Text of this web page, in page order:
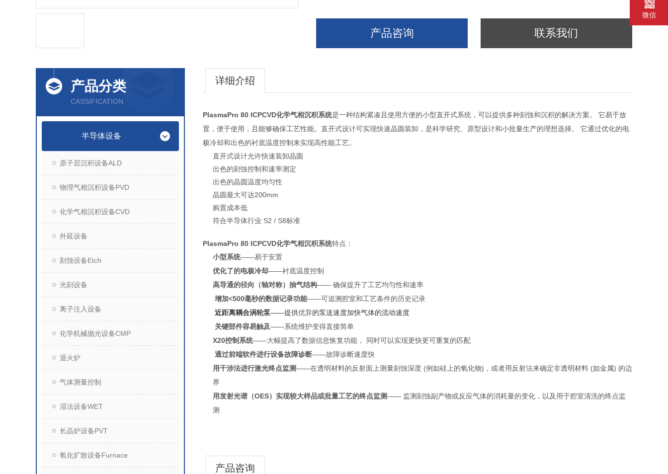
产品咨询 联系我们
产品分类
CASSIFICATION
半导体设备
原子层沉积设备ALD
物理气相沉积设备PVD
化学气相沉积设备CVD
外延设备
刻蚀设备Etch
光刻设备
离子注入设备
化学机械抛光设备CMP
退火炉
气体测量控制
湿法设备WET
长晶炉设备PVT
氧化扩散设备Furnace
详细介绍
PlasmaPro 80 ICPCVD化学气相沉积系统是一种结构紧凑且使用方便的小型直开式系统，可以提供多种刻蚀和沉积的解决方案。 它易于放
置，便于使用，且能够确保工艺性能。直开式设计可实现快速晶圆装卸，是科学研究、原型设计和小批量生产的理想选择。 它通过优化的电
极冷却和出色的衬底温度控制来实现高性能工艺。
直开式设计允许快速装卸晶圆
出色的刻蚀控制和速率测定
出色的晶圆温度均匀性
晶圆最大可达200mm
购置成本低
符合半导体行业 S2 / S8标准
PlasmaPro 80 ICPCVD化学气相沉积系统特点：
小型系统——易于安置
优化了的电极冷却——衬底温度控制
高导通的径向（轴对称）抽气结构—— 确保提升了工艺均匀性和速率
增加<500毫秒的数据记录功能——可追溯腔室和工艺条件的历史记录
近距离耦合涡轮泵——提供优异的泵送速度加快气体的流动速度
关键部件容易触及——系统维护变得直接简单
X20控制系统——大幅提高了数据信息恢复功能， 同时可以实现更快更可重复的匹配
通过前端软件进行设备故障诊断——故障诊断速度快
用干涉法进行激光终点监测——在透明材料的反射面上测量刻蚀深度 (例如硅上的氧化物)，或者用反射法来确定非透明材料 (如金属) 的边
界
用发射光谱（OES）实现较大样品或批量工艺的终点监测—— 监测刻蚀副产物或反应气体的消耗量的变化，以及用于腔室清洗的终点监
测
产品咨询
微信